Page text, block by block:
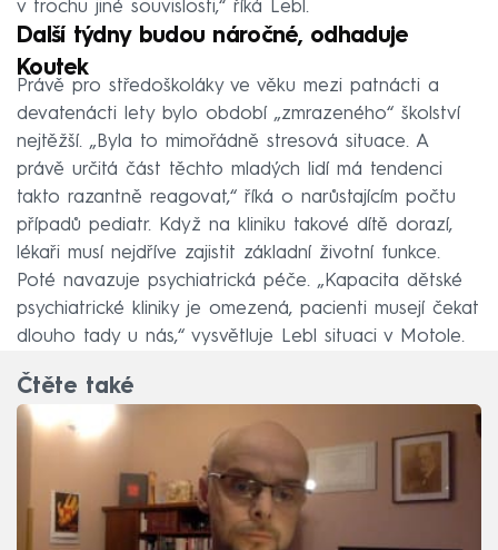
v trochu jiné souvislosti,“ říká Lebl.
Další týdny budou náročné, odhaduje
Koutek
Právě pro středoškoláky ve věku mezi patnácti a
devatenácti lety bylo období „zmrazeného“ školství
nejtěžší. „Byla to mimořádně stresová situace. A
právě určitá část těchto mladých lidí má tendenci
takto razantně reagovat,“ říká o narůstajícím počtu
případů pediatr. Když na kliniku takové dítě dorazí,
lékaři musí nejdříve zajistit základní životní funkce.
Poté navazuje psychiatrická péče. „Kapacita dětské
psychiatrické kliniky je omezená, pacienti musejí čekat
dlouho tady u nás,“ vysvětluje Lebl situaci v Motole.
Čtěte také